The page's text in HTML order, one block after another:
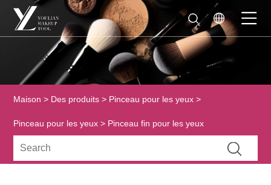
Maison > Des produits > Pinceau pour les yeux >
Pinceau pour les yeux > Pinceau fin pour les yeux